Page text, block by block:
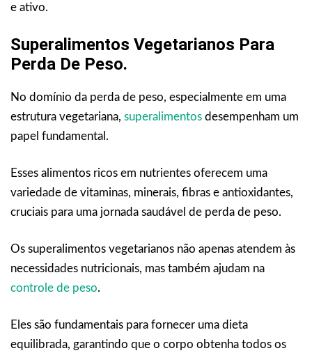
e ativo.
Superalimentos Vegetarianos Para
Perda De Peso.
No domínio da perda de peso, especialmente em uma
estrutura vegetariana, superalimentos desempenham um
papel fundamental.
Esses alimentos ricos em nutrientes oferecem uma
variedade de vitaminas, minerais, fibras e antioxidantes,
cruciais para uma jornada saudável de perda de peso.
Os superalimentos vegetarianos não apenas atendem às
necessidades nutricionais, mas também ajudam na
controle de peso.
Eles são fundamentais para fornecer uma dieta
equilibrada, garantindo que o corpo obtenha todos os